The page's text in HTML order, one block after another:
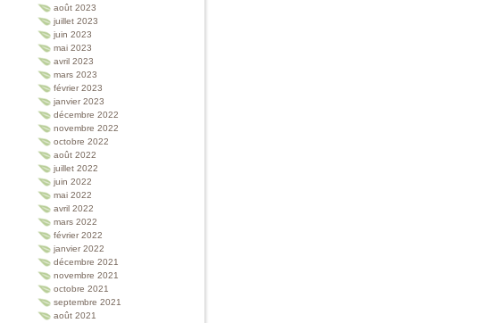
août 2023
juillet 2023
juin 2023
mai 2023
avril 2023
mars 2023
février 2023
janvier 2023
décembre 2022
novembre 2022
octobre 2022
août 2022
juillet 2022
juin 2022
mai 2022
avril 2022
mars 2022
février 2022
janvier 2022
décembre 2021
novembre 2021
octobre 2021
septembre 2021
août 2021